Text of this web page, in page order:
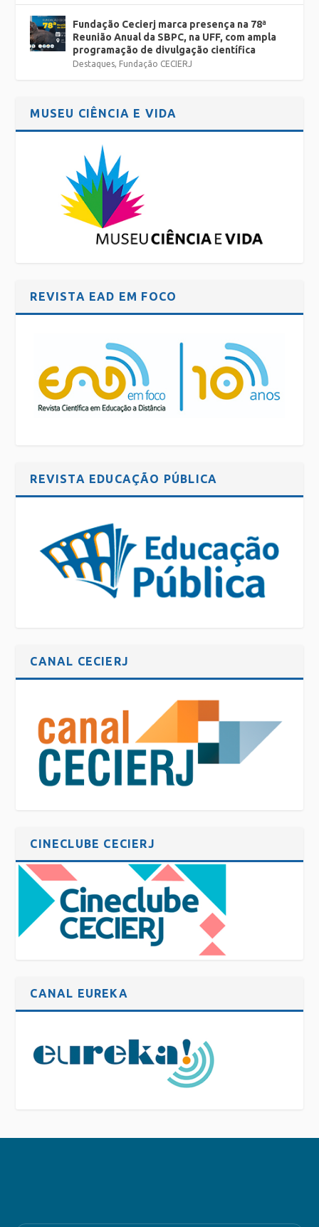
Fundação Cecierj marca presença na 78ª
Reunião Anual da SBPC, na UFF, com ampla
programação de divulgação científica
Destaques, Fundação CECIERJ
MUSEU CIÊNCIA E VIDA
REVISTA EAD EM FOCO
REVISTA EDUCAÇÃO PÚBLICA
CANAL CECIERJ
CINECLUBE CECIERJ
CANAL EUREKA